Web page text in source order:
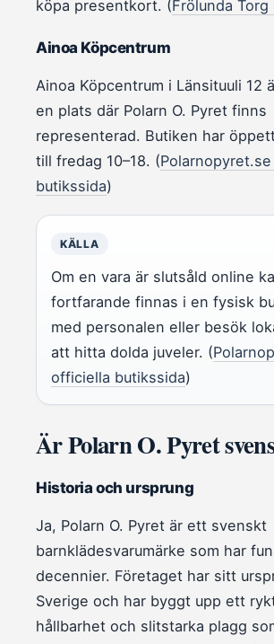
köpa presentkort. ( Frölunda
Ainoa Köpcentrum
Ainoa Köpcentrum i Länsituuli 12
en plats där Polarn O. Pyret finns
representerad. Butiken har
till fredag 10–18. (
butikssida)
KÄLLA
Om en vara är slutsåld online
fortfarande finnas i en fysisk
med personalen eller besök
att hitta dolda juveler. (
officiella butikssida)
Är Polarn O. Pyret
Historia och ursprung
Ja, Polarn O. Pyret är ett svenskt
barnklädesvarumärke som har
decennier. Företaget har sitt
Sverige och har byggt upp ett
hållbarhet och slitstarka plagg